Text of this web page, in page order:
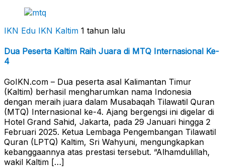
IKN Edu IKN Kaltim 1 tahun lalu
Dua Peserta Kaltim Raih Juara di MTQ Internasional Ke-
4
GoIKN.com – Dua peserta asal Kalimantan Timur
(Kaltim) berhasil mengharumkan nama Indonesia
dengan meraih juara dalam Musabaqah Tilawatil Quran
(MTQ) Internasional ke-4. Ajang bergengsi ini digelar di
Hotel Grand Sahid, Jakarta, pada 29 Januari hingga 2
Februari 2025. Ketua Lembaga Pengembangan Tilawatil
Quran (LPTQ) Kaltim, Sri Wahyuni, mengungkapkan
kebanggaannya atas prestasi tersebut. “Alhamdulillah,
wakil Kaltim […]